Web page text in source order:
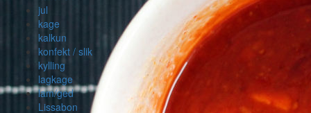
jul
kage
kalkun
konfekt / slik
kylling
lagkage
lam/ged
Lissabon